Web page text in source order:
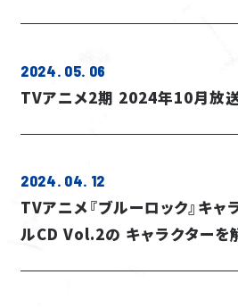
2024. 05. 06
TVアニメ2期 2024年10月放送
2024. 04. 12
TVアニメ『ブルーロック』キャ
ルCD Vol.2の キャラクターを